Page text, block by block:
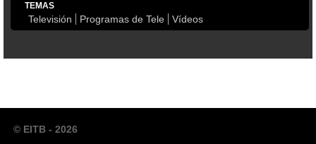
TEMAS
Televisión Programas de Tele Vídeos
© EITB - 2026